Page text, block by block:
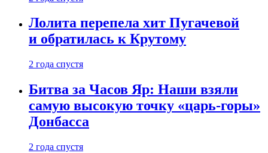
Лолита перепела хит Пугачевой
и обратилась к Крутому
2 года спустя
Битва за Часов Яр: Наши взяли
самую высокую точку «царь-горы»
Донбасса
2 года спустя